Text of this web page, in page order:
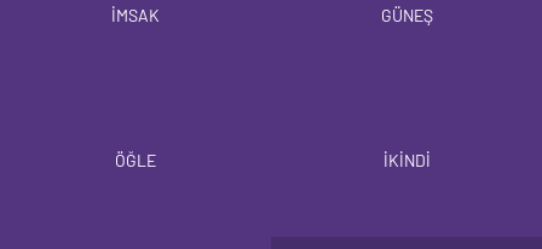
İMSAK GÜNEŞ
ÖĞLE İKİNDİ